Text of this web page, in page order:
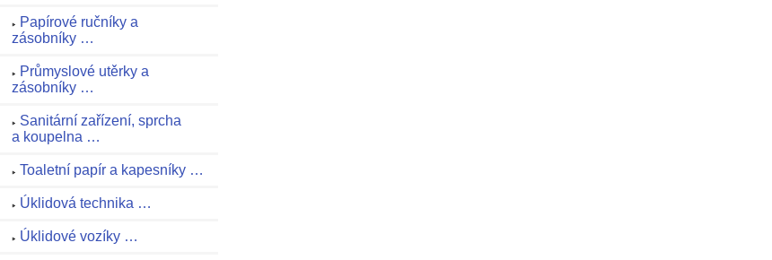
Papírové ručníky a
zásobníky …
Průmyslové utěrky a
zásobníky …
Sanitární zařízení, sprcha
a koupelna …
Toaletní papír a kapesníky …
Úklidová technika …
Úklidové vozíky …